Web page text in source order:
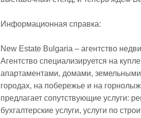
Информационная справка:
New Estate Bulgaria – агентство
Агентство специализируется на
апартаментами, домами,
городах, на побережье и на
предлагает сопутствующие услуги:
бухгалтерские услуги, услуги по